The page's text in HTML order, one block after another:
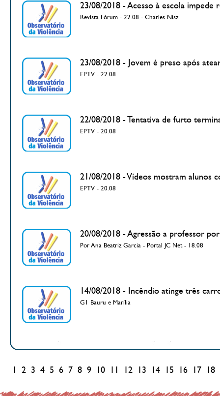
23/08/2018 - Acesso à escola
Revista Fórum - 22.08 - Charles Nisz
23/08/2018 - Jovem é preso após
EPTV - 22.08
22/08/2018 - Tentativa de furto
EPTV - 20.08
21/08/2018 - Vídeos mostram alunos
EPTV - 20.08
20/08/2018 - Agressão a professor
Por Ana Beatriz Garcia - Portal JC Net - 18.08
14/08/2018 - Incêndio atinge três
G1 Bauru e Marília
2 3 4 5 6 7 8 9 10 12 13 14 15 16 17 18